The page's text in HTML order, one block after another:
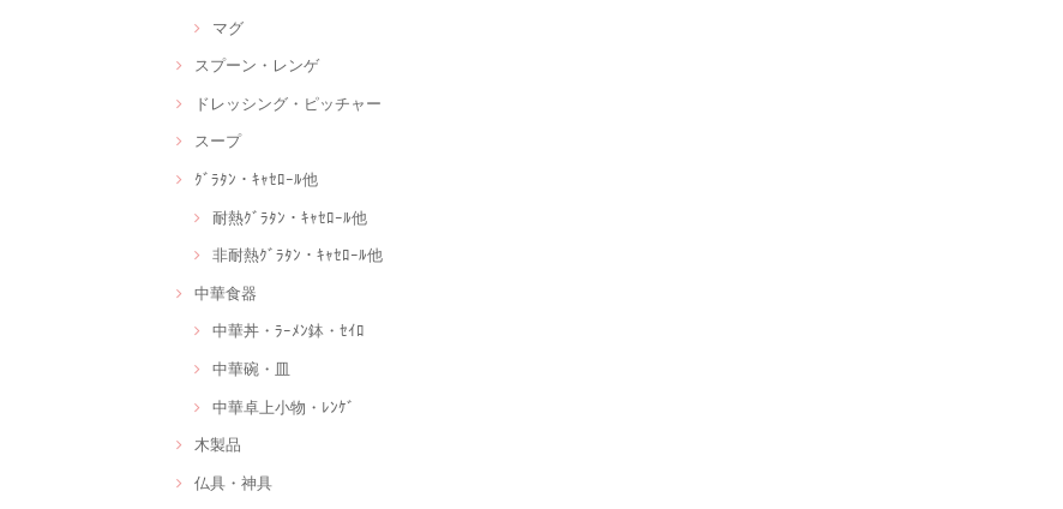
マグ
スプーン・レンゲ
ドレッシング・ピッチャー
スープ
ｸﾞﾗﾀﾝ・ｷｬｾﾛｰﾙ他
耐熱ｸﾞﾗﾀﾝ・ｷｬｾﾛｰﾙ他
非耐熱ｸﾞﾗﾀﾝ・ｷｬｾﾛｰﾙ他
中華食器
中華丼・ﾗｰﾒﾝ鉢・ｾｲﾛ
中華碗・皿
中華卓上小物・ﾚﾝｹﾞ
木製品
仏具・神具